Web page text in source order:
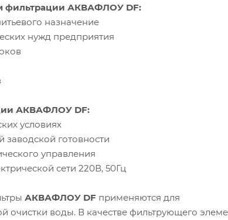
фильтрации АКВАФЛОУ DF:
назначение
нужд предприятия
АКВАФЛОУ DF:
условиях
заводской готовности
управления
сети 220В, 50Гц
АКВАФЛОУ DF применяются для
очистки воды. В качестве фильтрующего